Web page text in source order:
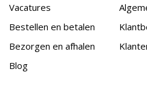
Vacatures
Bestellen en betalen
Bezorgen en afhalen
Blog